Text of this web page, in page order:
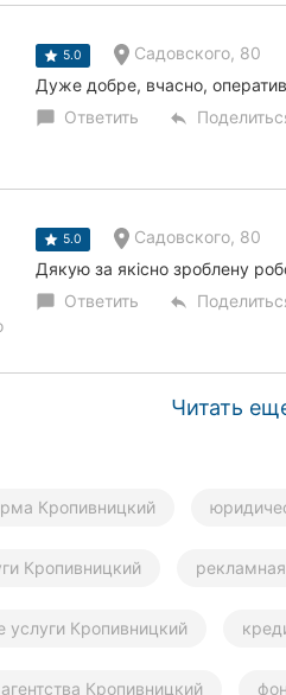
5.0 Садовского, 80
Дуже добре, вчасно,
chat_bubble Ответить reply
5.0 Садовского, 80
Дякую за якісно зроблену
chat_bubble Ответить reply
Читать
Кропивницкий
Кропивницкий
услуги Кропивницкий
Кропивницкий